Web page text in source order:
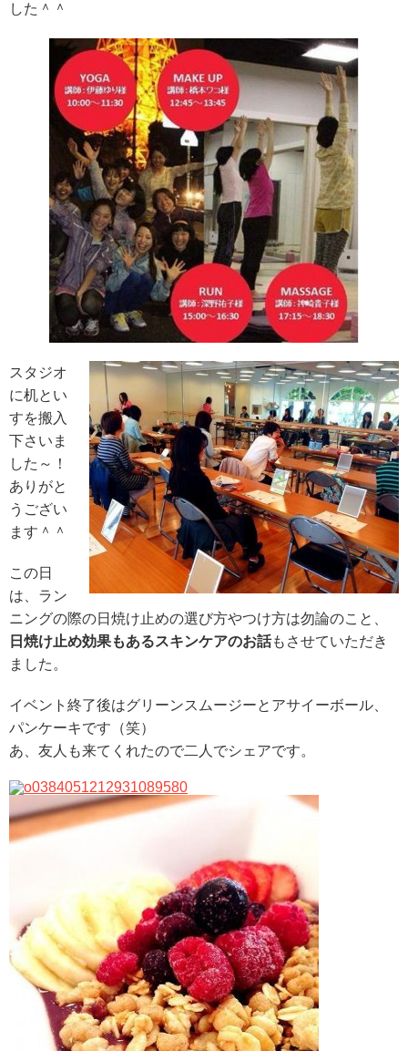
した＾＾
スタジオ
に机とい
すを搬入
下さいま
した～！
ありがと
うござい
ます＾＾
この日
は、ラン
ニングの際の日焼け止めの選び方やつけ方は勿論のこと、
日焼け止め効果もあるスキンケアのお話もさせていただき
ました。
イベント終了後はグリーンスムージーとアサイーボール、
パンケーキです（笑）
あ、友人も来てくれたので二人でシェアです。